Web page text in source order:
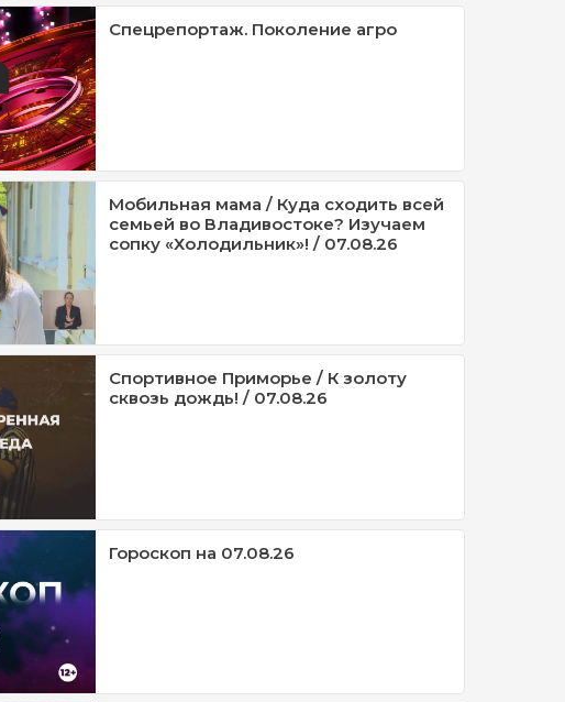
Спецрепортаж. Поколение агро
Мобильная мама / Куда сходить всей
семьей во Владивостоке? Изучаем
сопку «Холодильник»! / 07.08.26
Спортивное Приморье / К золоту
сквозь дождь! / 07.08.26
Гороскоп на 07.08.26